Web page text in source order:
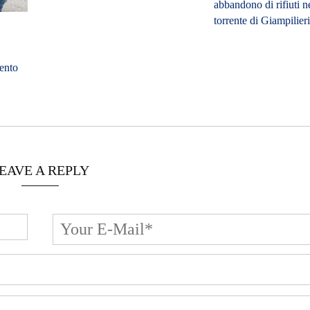
abbandono di rifiuti
torrente di
A REPLY